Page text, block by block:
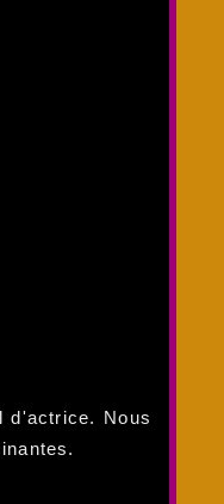
d'actrice. Nous